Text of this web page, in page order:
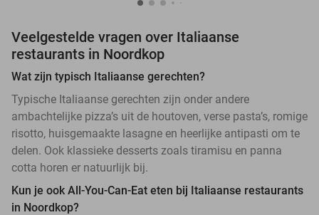
Veelgestelde vragen over Italiaanse
restaurants in Noordkop
Wat zijn typisch Italiaanse gerechten?
Typische Italiaanse gerechten zijn onder andere
ambachtelijke pizza’s uit de houtoven, verse pasta’s, romige
risotto, huisgemaakte lasagne en heerlijke antipasti om te
delen. Ook klassieke desserts zoals tiramisu en panna
cotta horen er natuurlijk bij.
Kun je ook All-You-Can-Eat eten bij Italiaanse restaurants
in Noordkop?